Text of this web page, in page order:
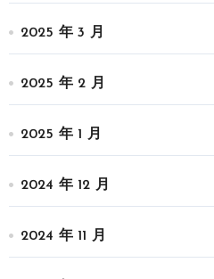
2025 年 3 月
2025 年 2 月
2025 年 1 月
2024 年 12 月
2024 年 11 月